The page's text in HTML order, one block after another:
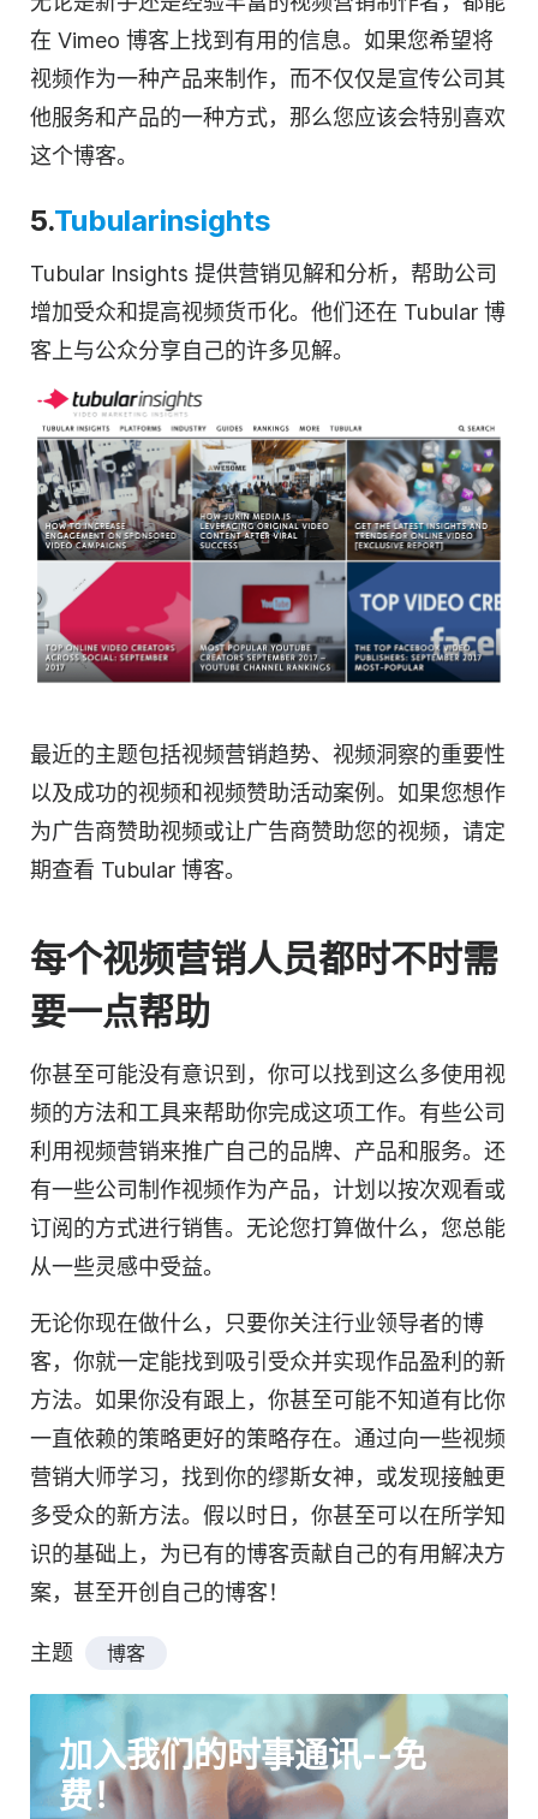
在 Vimeo 博客上找到有用的信息。如果您希望将
视频作为一种产品来制作，而不仅仅是宣传公司其
他服务和产品的一种方式，那么您应该会特别喜欢
这个博客。
5.Tubularinsights
Tubular Insights 提供营销见解和分析，帮助公司
增加受众和提高视频货币化。他们还在 Tubular 博
客上与公众分享自己的许多见解。
最近的主题包括视频营销趋势、视频洞察的重要性
以及成功的视频和视频赞助活动案例。如果您想作
为广告商赞助视频或让广告商赞助您的视频，请定
期查看 Tubular 博客。
每个视频营销人员都时不时需
要一点帮助
你甚至可能没有意识到，你可以找到这么多使用视
频的方法和工具来帮助你完成这项工作。有些公司
利用视频营销来推广自己的品牌、产品和服务。还
有一些公司制作视频作为产品，计划以按次观看或
订阅的方式进行销售。无论您打算做什么，您总能
从一些灵感中受益。
无论你现在做什么，只要你关注行业领导者的博
客，你就一定能找到吸引受众并实现作品盈利的新
方法。如果你没有跟上，你甚至可能不知道有比你
一直依赖的策略更好的策略存在。通过向一些视频
营销大师学习，找到你的缪斯女神，或发现接触更
多受众的新方法。假以时日，你甚至可以在所学知
识的基础上，为已有的博客贡献自己的有用解决方
案，甚至开创自己的博客！
主题 博客
加入我们的时事通讯--免
费！